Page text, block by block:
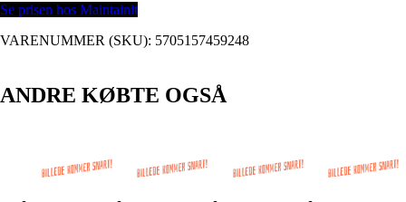
Se prisen hos Maintainit
VARENUMMER (SKU): 5705157459248
ANDRE KØBTE OGSÅ